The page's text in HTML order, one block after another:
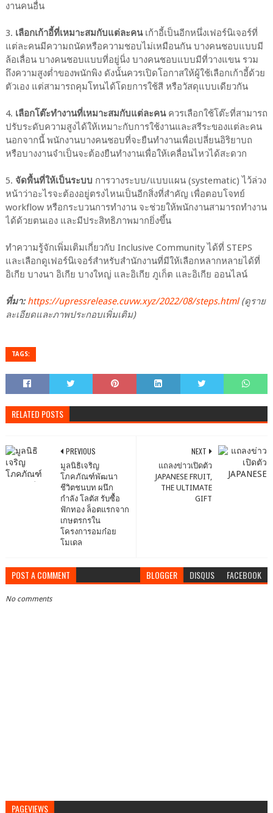
งานคนอื่น
3. เลือกเก้าอี้ที่เหมาะสมกับแต่ละคนเก้าอี้เป็นอีกหนึ่งเฟอร์นิเจอร์ที่
แต่ละคนมีความถนัดหรือความชอบไม่เหมือนกัน บางคนชอบแบบมี
ล้อเลื่อน บางคนชอบแบบที่อยู่นิ่ง บางคนชอบแบบมีที่วางแขน รวม
ถึงความสูงต่ำของพนักพิง ดังนั้นควรเปิดโอกาสให้ผู้ใช้เลือกเก้าอี้ด้วย
ตัวเอง แต่สามารถคุมโทนได้โดยการใช้สี หรือวัสดุแบบเดียวกัน
4. เลือกโต๊ะทำงานที่เหมาะสมกับแต่ละคนควรเลือกใช้โต๊ะที่สามารถ
ปรับระดับความสูงได้ให้เหมาะกับการใช้งานและสรีระของแต่ละคน
นอกจากนี้ พนักงานบางคนชอบที่จะยืนทำงานเพื่อเปลี่ยนอิริยาบถ
หรือบางงานจำเป็นจะต้องยืนทำงานเพื่อให้เคลื่อนไหวได้สะดวก
5. จัดพื้นที่ให้เป็นระบบ การวางระบบ/แบบแผน (systematic) ไว้ล่วง
หน้าว่าอะไรจะต้องอยู่ตรงไหนเป็นอีกสิ่งที่สำคัญ เพื่อตอบโจทย์
workflow หรือกระบวนการทำงาน จะช่วยให้พนักงานสามารถทำงาน
ได้ด้วยตนเอง และมีประสิทธิภาพมากยิ่งขึ้น
ทำความรู้จักเพิ่มเติมเกี่ยวกับ Inclusive Community ได้ที่ STEPS
และเลือกดูเฟอร์นิเจอร์สำหรับสำนักงานที่มีให้เลือกหลากหลายได้ที่
อิเกีย บางนา อิเกีย บางใหญ่ และอิเกีย ภูเก็ต และอิเกีย ออนไลน์
ที่มา: https://upressrelease.cuvw.xyz/2022/08/steps.html(ดูราย
ละเอียดและภาพประกอบเพิ่มเติม)
TAGS:
RELATED POSTS
NEXT
แถลงข่าวเปิดตัว
JAPANESE FRUIT,
THE ULTIMATE
GIFT
PREVIOUS
มูลนิธิเจริญ
โภคภัณฑ์พัฒนา
ชีวิตชนบท ผนึก
กำลัง โลตัส รับซื้อ
ฟักทอง ล็อตแรกจาก
เกษตรกรใน
โครงการอมก๋อย
โมเดล
POST A COMMENT BLOGGER DISQUS FACEBOOK
No comments
PAGEVIEWS